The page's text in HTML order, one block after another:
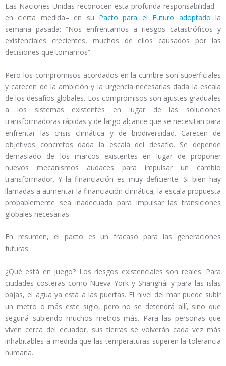
Las Naciones Unidas reconocen esta profunda responsabilidad –
en cierta medida– en su Pacto para el Futuro adoptado la
semana pasada: “Nos enfrentamos a riesgos catastróficos y
existenciales crecientes, muchos de ellos causados ​​por las
decisiones que tomamos”.
Pero los compromisos acordados en la cumbre son superficiales
y carecen de la ambición y la urgencia necesarias dada la escala
de los desafíos globales. Los compromisos son ajustes graduales
a los sistemas existentes en lugar de las soluciones
transformadoras rápidas y de largo alcance que se necesitan para
enfrentar las crisis climática y de biodiversidad. Carecen de
objetivos concretos dada la escala del desafío. Se depende
demasiado de los marcos existentes en lugar de proponer
nuevos mecanismos audaces para impulsar un cambio
transformador. Y la financiación es muy deficiente. Si bien hay
llamadas a aumentar la financiación climática, la escala propuesta
probablemente sea inadecuada para impulsar las transiciones
globales necesarias.
En resumen, el pacto es un fracaso para las generaciones
futuras.
¿Qué está en juego? Los riesgos existenciales son reales. Para
ciudades costeras como Nueva York y Shanghái y para las islas
bajas, el agua ya está a las puertas. El nivel del mar puede subir
un metro o más este siglo, pero no se detendrá allí, sino que
seguirá subiendo muchos metros más. Para las personas que
viven cerca del ecuador, sus tierras se volverán cada vez más
inhabitables a medida que las temperaturas superen la tolerancia
humana.